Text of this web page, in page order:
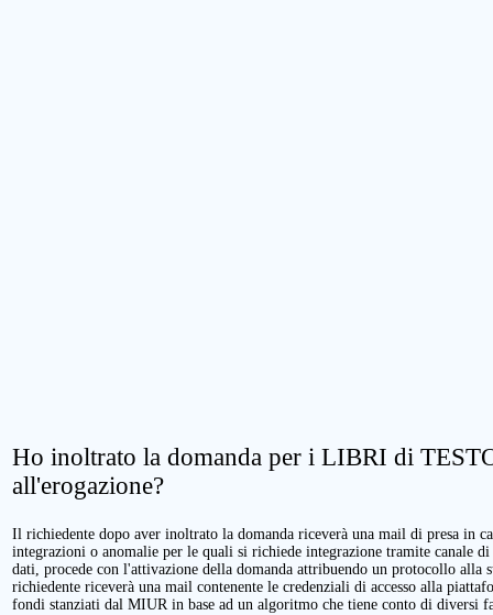
Ho inoltrato la domanda per i LIBRI di
all'erogazione?
Il richiedente dopo aver inoltrato la domanda riceverà una mail di presa in
integrazioni o anomalie per le quali si richiede integrazione tramite canale
dati, procede con l'attivazione della domanda attribuendo un protocollo alla
richiedente riceverà una mail contenente le credenziali di accesso alla
fondi stanziati dal MIUR in base ad un algoritmo che tiene conto di diversi